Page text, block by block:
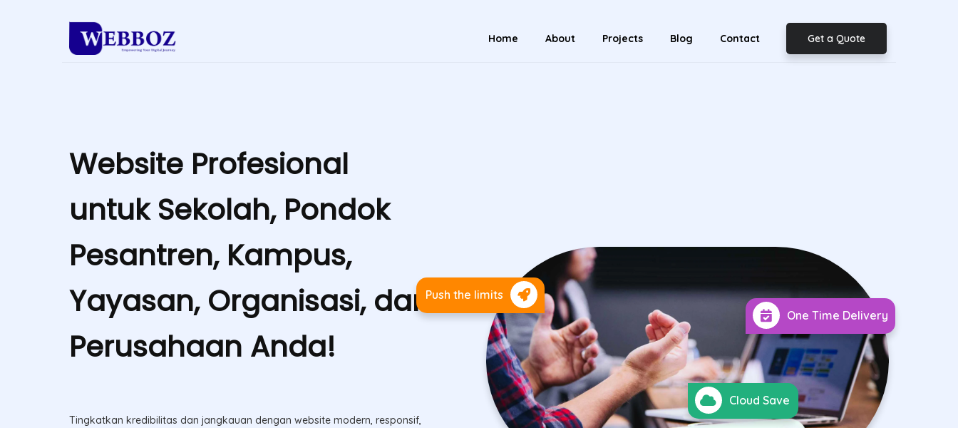
Home About Projects Blog Contact Get a Quote
Website Profesional
untuk Sekolah, Pondok
Pesantren, Kampus,
Yayasan, Organisasi, dan
Perusahaan Anda!
Tingkatkan kredibilitas dan jangkauan dengan website modern, responsif,
Push the limits
One Time Delivery
Cloud Save